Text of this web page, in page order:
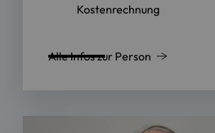
Kostenrechnung
Alle Infos zur Person